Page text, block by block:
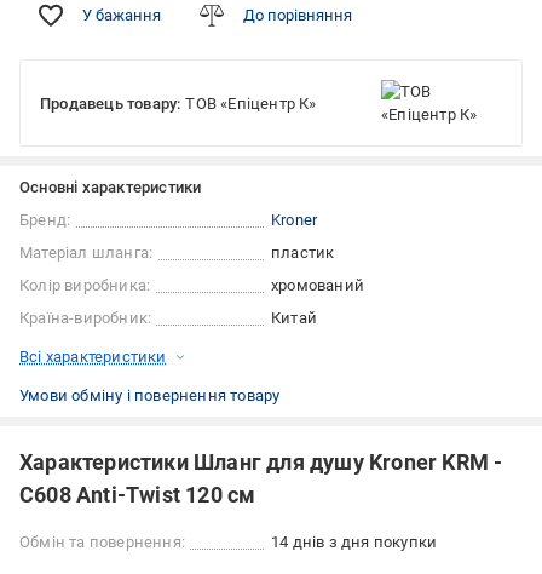
У бажання До порівняння
Продавець товару: ТОВ «Епіцентр К»
Основні характеристики
Бренд:
Kroner
Матеріал шланга:
пластик
Колір виробника:
хромований
Країна-виробник:
Китай
Всі характеристики
Умови обміну і повернення товару
Характеристики Шланг для душу Kroner KRM -
C608 Anti-Twist 120 см
Обмін та повернення: 14 днів з дня покупки